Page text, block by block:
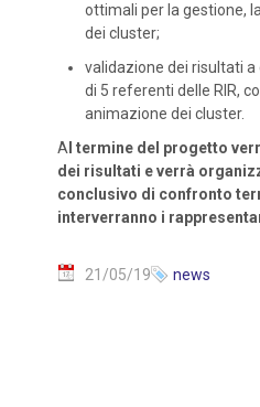
ottimali per la gestione,
dei cluster;
validazione dei risultati
di 5 referenti delle RIR,
animazione dei cluster.
A l termine del progetto
dei risultati e verrà
conclusivo di confronto
interverranno i
21/05/19 news